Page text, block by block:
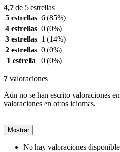
4,7 de 5 estrellas
5 estrellas 6 (85%)
4 estrellas 0 (0%)
3 estrellas 1 (14%)
2 estrellas 0 (0%)
1 estrella
0 (0%)
7 valoraciones
Aún no se han escrito valoraciones
valoraciones en otros idiomas.
Mostrar
No hay valoraciones